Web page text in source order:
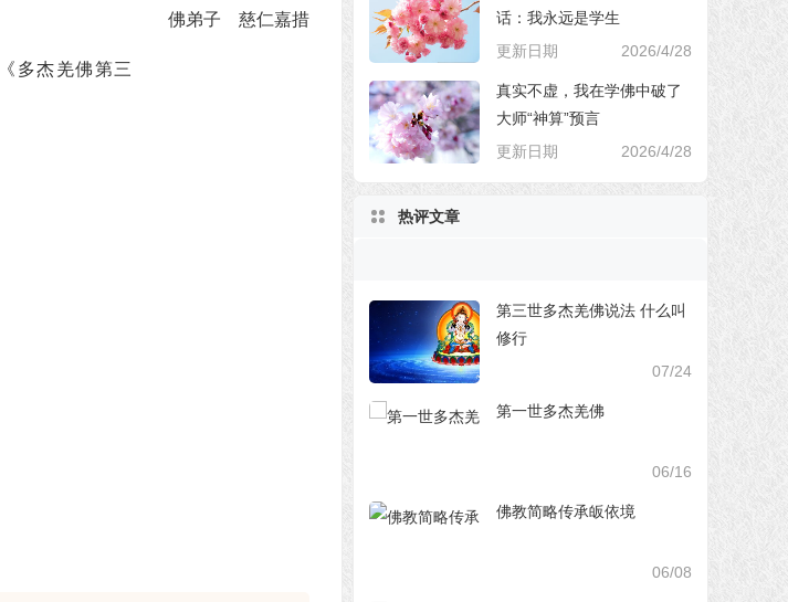
佛弟子 慈仁嘉措
话：我永远是学生
更新日期
2026/4/28
真实不虚，我在学佛中破了
大师“神算”预言
更新日期
2026/4/28
热评文章
第三世多杰羌佛说法 什么叫
修行
07/24
第一世多杰羌佛
06/16
佛教简略传承皈依境
06/08